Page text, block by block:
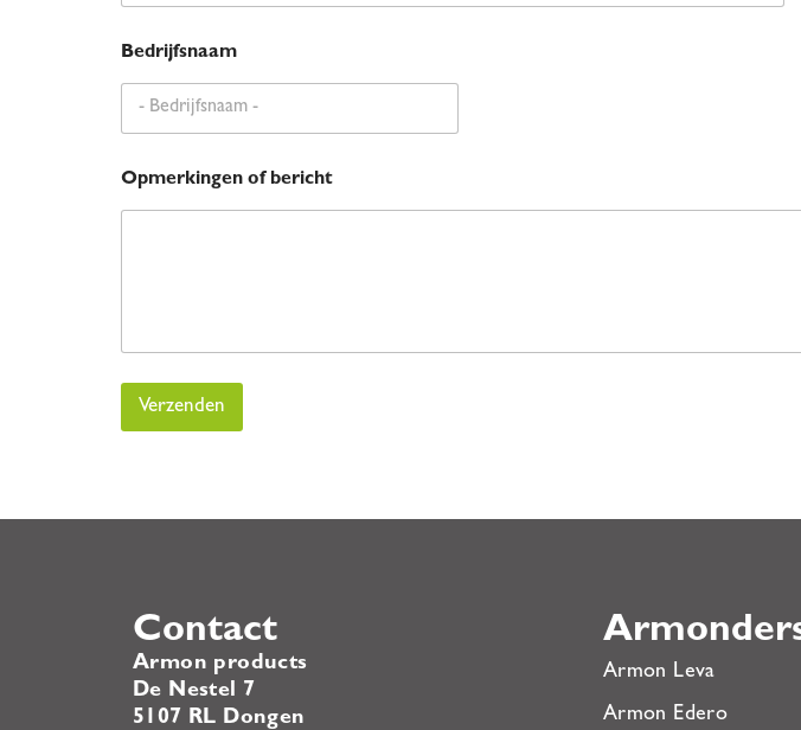
Bedrijfsnaam
Opmerkingen of bericht
Verzenden
Contact
Armon products
De Nestel 7
5107 RL Dongen
Armon Leva
Armon Edero